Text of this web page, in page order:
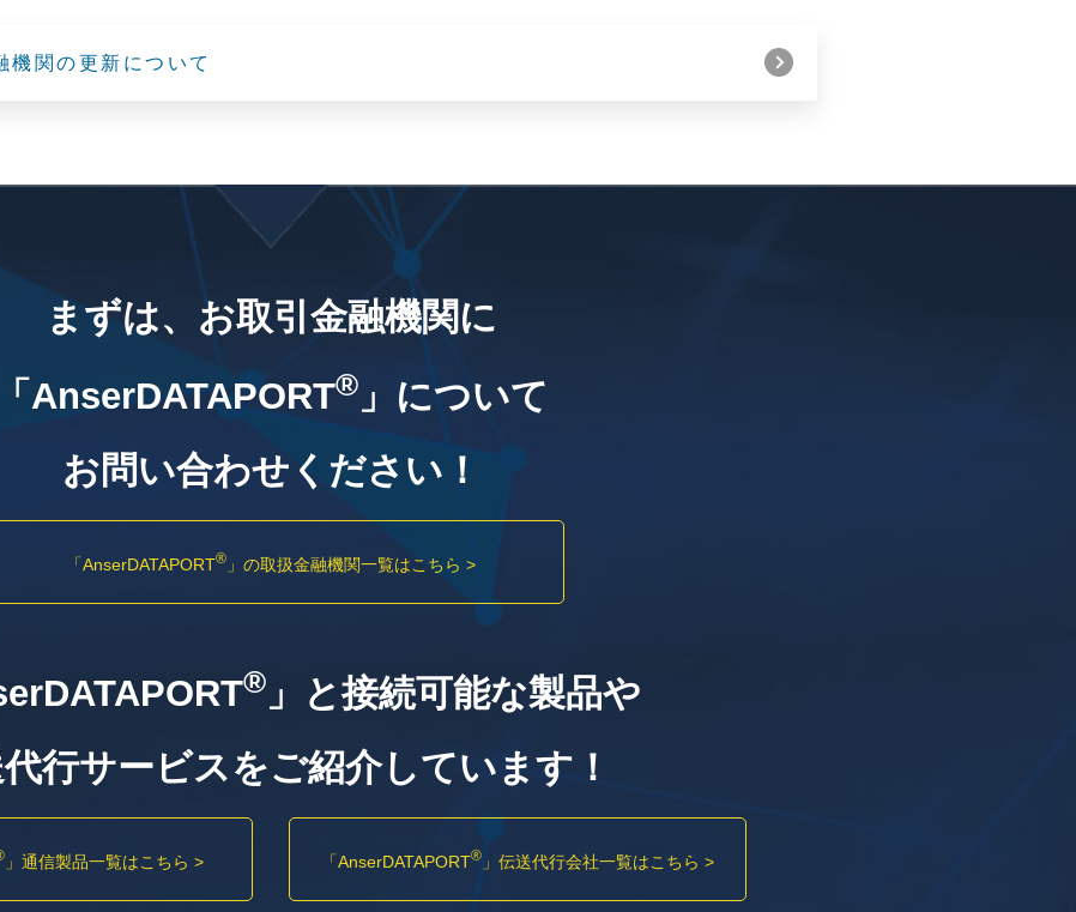
機関の更新について
まずは、お取引金融機関に
「AnserDATAPORT®」について
お問い合わせください！
「AnserDATAPORT® 」の取扱金融機関一覧はこちら >
®」と接続可能な製品や
行サービスをご紹介しています！
」 通信製品一覧はこちら > 「AnserDATAPORT® 」 伝送代行会社一覧はこちら >